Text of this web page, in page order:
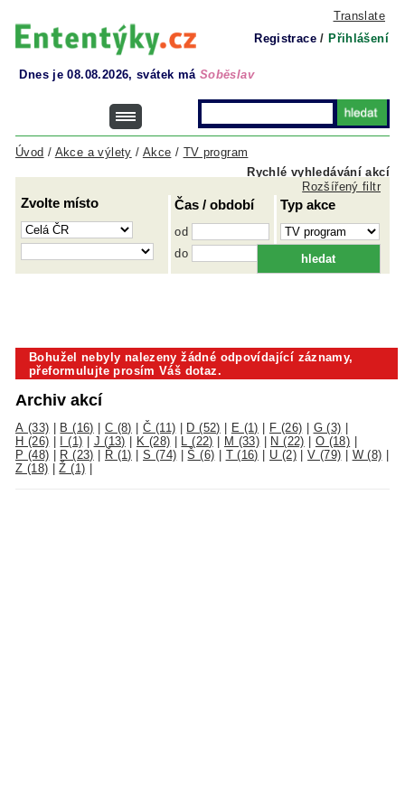
Translate
Registrace / Přihlášení
Dnes je 08.08.2026, svátek má Soběslav
Rychlé vyhledávání akcí
Úvod / Akce a výlety / Akce / TV program
Zvolte místo Čas / období
od
do
Typ akce
Rozšířený filtr
Bohužel nebyly nalezeny žádné odpovídající záznamy,
přeformulujte prosím Váš dotaz.
Archiv akcí
A (33) B (16) C (8) |Č (11) D (52) E (1) F (26) G (3)
H (26)
I (1) J (13) K (28) L (22) M (33) N (22) O (18)
P (48)
R (23) Ř (1) |S (74) |Š (6) T (16) U (2)|V (79) W (8)
Z (18) |Ž (1)